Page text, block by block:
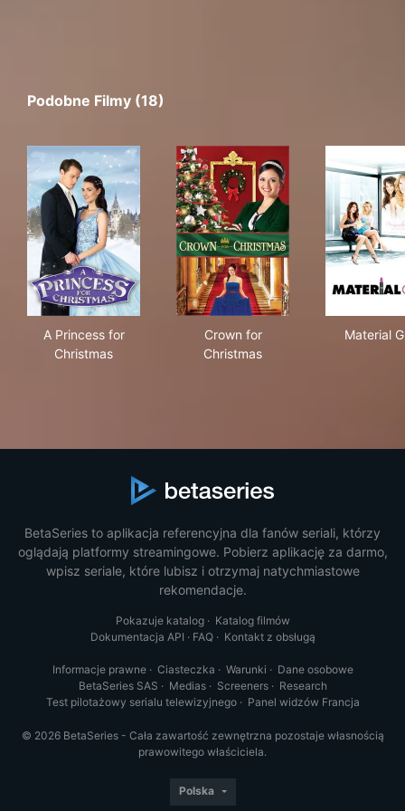
Podobne Filmy (18)
A Princess for
Christmas
Crown for
Christmas
Material
BetaSeries to aplikacja referencyjna dla fanów seriali, którzy
oglądają platformy streamingowe. Pobierz aplikację za darmo,
wpisz seriale, które lubisz i otrzymaj natychmiastowe
rekomendacje.
Pokazuje katalog· Katalog filmów
Dokumentacja API · FAQ· Kontakt z obsługą
Informacje prawne· Ciasteczka · Warunki · Dane osobowe
BetaSeries SAS · Medias· Screeners· Research
Test pilotażowy serialu telewizyjnego· Panel widzów Francja
© 2026 BetaSeries - Cała zawartość zewnętrzna pozostaje własnością
prawowitego właściciela.
Polska